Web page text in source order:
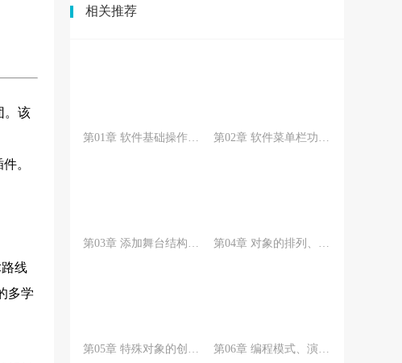
。该
。
线
多学
相关推荐
第01章 软件基础操作和熟悉界面功能 第02章 软件菜单栏功能详解
第03章 添加舞台结构、设备并进行控制与协作 第04章 对象的排列、管理和应用
第05章 特殊对象的创建和应用 第06章 编程模式、演出控制和渲染